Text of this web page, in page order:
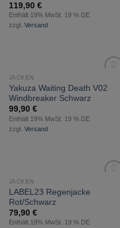
119,90 €
Enthält 19% MwSt. 19 % DE
zzgl. Versand
Wunschliste
hinzufügen
JACKEN
Yakuza Waiting Death V02
Windbreaker Schwarz
99,90 €
Enthält 19% MwSt. 19 % DE
zzgl. Versand
Wunschliste
JACKEN
LABEL23 Regenjacke
Rot/Schwarz
79,90 €
Enthält 19% MwSt. 19 % DE